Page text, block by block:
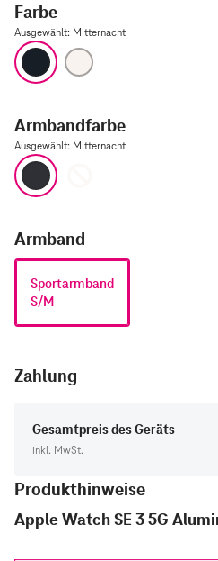
Farbe
Ausgewählt: Mitternacht
Mitternacht
Armbandfarbe
Ausgewählt: Mitternacht
Armband
Sportarmband
S/M
Zahlung
Gesamtpreis des Geräts
inkl. MwSt.
Produkthinweise
Apple Watch SE 3 5G